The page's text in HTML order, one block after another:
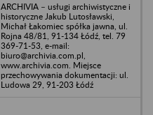
ARCHIVIA – usługi archiwistyczne i
historyczne Jakub Lutosławski,
Michał Łakomiec spółka jawna, ul.
Rojna 48/81, 91-134 Łódź, tel. 79
369-71-53, e-mail:
biuro@archivia.com.pl,
www.archivia.com. Miejsce
przechowywania dokumentacji: ul.
Ludowa 29, 91-203 Łódź